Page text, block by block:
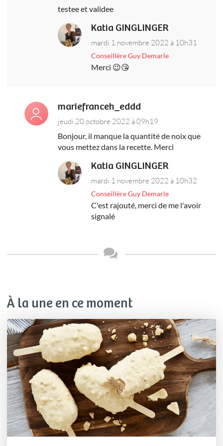
testee et validee
Katia GINGLINGER
mardi 1 novembre 2022 à 10h31
Conseillère Guy Demarle
Merci 😉😘
mariefranceh_eddd
jeudi 20 octobre 2022 à 09h19
Bonjour, il manque la quantité de noix que
vous mettez dans la recette. Merci
Katia GINGLINGER
mardi 1 novembre 2022 à 10h32
Conseillère Guy Demarle
C'est rajouté, merci de me l'avoir
signalé
À la une en ce moment